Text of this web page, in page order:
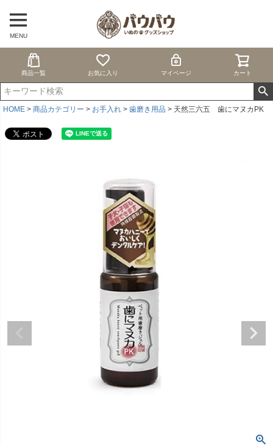
MENU
商品一覧 お気に入り マイページ カート
HOME 商品カテゴリー お手入れ 歯磨き用品 天然三六五 歯にマヌカPK